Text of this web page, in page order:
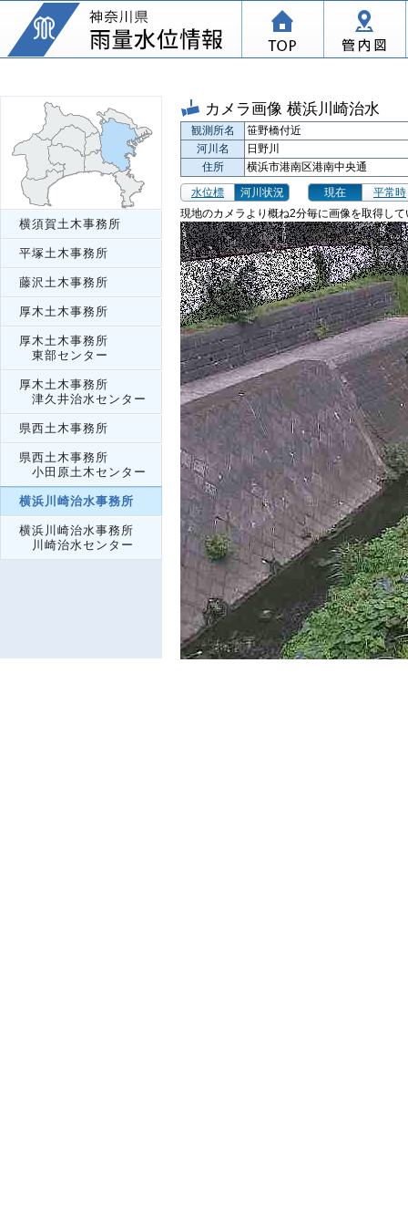
横須賀土木事務所
平塚土木事務所
藤沢土木事務所
厚木土木事務所
厚木土木事務所
東部センター
厚木土木事務所
津久井治水センター
県西土木事務所
県西土木事務所
小田原土木センター
横浜川崎治水事務所
横浜川崎治水事務所
川崎治水センター
カメラ画像 横浜川崎治水
観測所名
笹野橋付近
河川名
日野川
住所
横浜市港南区港南中央通
水位標
河川状況 現在
平常時
現地のカメラより概ね2分毎に画像を取得し